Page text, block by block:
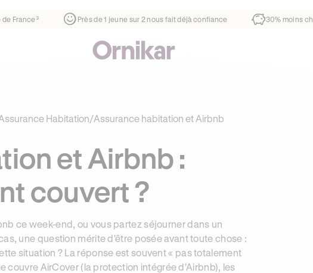
¹ 1ère auto-école de France³ Près de 1 jeune sur 2 nous fait déjà
Habitation/Assurance habitation et Airbnb
et Airbnb :
couvert ?
ce week-end, ou vous partez séjourner dans un
une question mérite d'être posée avant toute chose :
situation ? La réponse est souvent « pas totalement
couvre AirCover (la protection intégrée d'Airbnb), les